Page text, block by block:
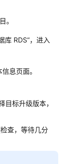
。
库 RDS”，进入
息页面。
目标升级版本，
查，等待几分